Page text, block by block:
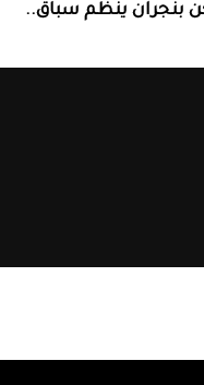
بنجران ينظّم سباق..